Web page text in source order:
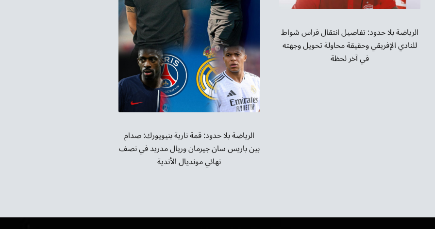
الرياضة بلا حدود: تفاصيل انتقال فراس شواط
للنادي الإفريقي وحقيقة محاولة تحويل وجهته
في آخر لحظة
الرياضة بلا حدود: قمة نارية بنيويورك: صدام
بين باريس سان جيرمان وريال مدريد في نصف
نهائي مونديال الأندية